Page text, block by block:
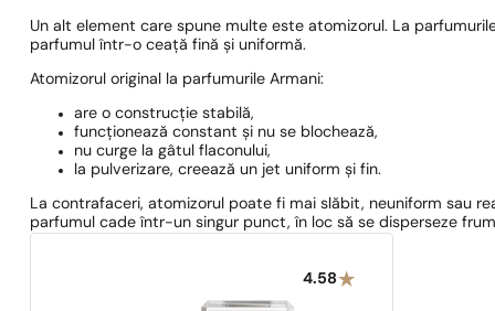
Un alt element care spune multe este atomizorul. La
parfumul într-o ceață fină și uniformă.
Atomizorul original la parfumurile Armani:
are o construcție stabilă,
funcționează constant și nu se blochează,
nu curge la gâtul flaconului,
la pulverizare, creează un jet uniform și fin.
La contrafaceri, atomizorul poate fi mai slăbit, neuniform sau
parfumul cade într-un singur punct, în loc să se disperseze
4.58